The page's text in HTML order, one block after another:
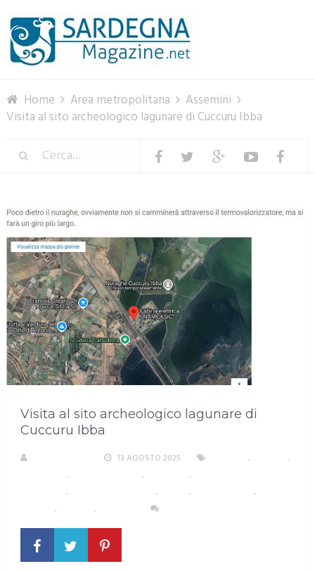
Home Area metropolitana
Assemini
Visita al sito archeologico lagunare di Cuccuru Ibba
Visita al sito archeologico lagunare di
Cuccuru Ibba
13 AGOSTO 2025 ,
,
, , ,
, , , ,
, ,